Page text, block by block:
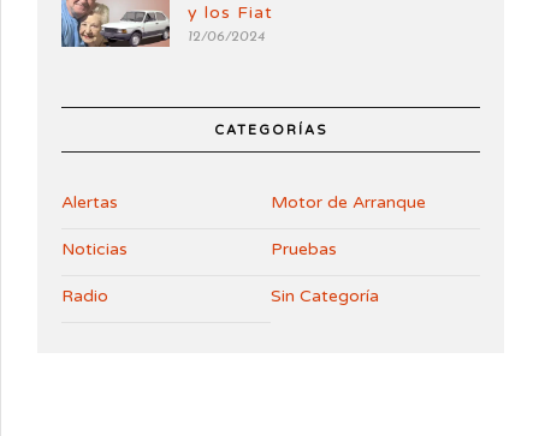
y los Fiat
12/06/2024
CATEGORÍAS
Alertas Motor de Arranque
Noticias Pruebas
Radio Sin Categoría